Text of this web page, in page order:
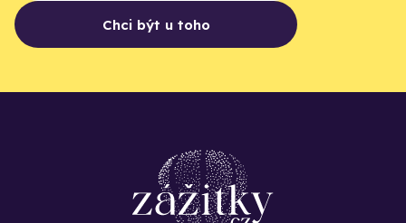
Chci být u toho